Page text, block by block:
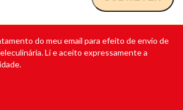
do meu email para efeito de envio de
Li e aceito expressamente a